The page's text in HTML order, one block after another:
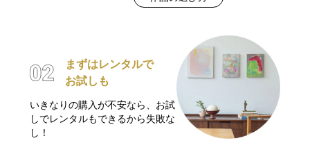
まずはレンタルで
お試しも
いきなりの購入が不安なら、お試
しでレンタルもできるから失敗な
し！